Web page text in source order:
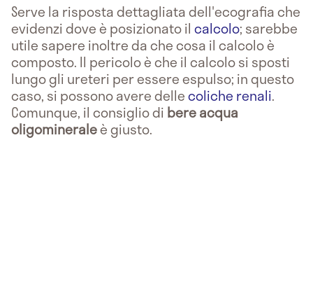
Serve la risposta dettagliata dell'ecografia che
evidenzi dove è posizionato il calcolo; sarebbe
utile sapere inoltre da che cosa il calcolo è
composto. Il pericolo è che il calcolo si sposti
lungo gli ureteri per essere espulso; in questo
caso, si possono avere dellecoliche renali.
Comunque, il consiglio di bere acqua
oligomineraleè giusto.